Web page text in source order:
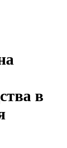
в